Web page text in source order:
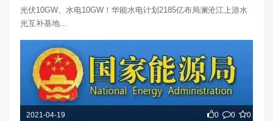
光伏10GW、水电10GW！华能水电计划2185亿布局澜沧江上游水
光互补基地...
2021-04-19 0 0 0